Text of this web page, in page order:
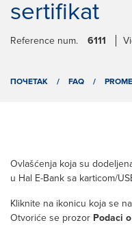
sertifikat
Reference num. 6111
ПОЧЕТАК / FAQ /
Ovlašćenja koja su
u Hal E-Bank sa karticom/
Kliknite na ikonicu koja se
Otvoriće se prozor Podaci